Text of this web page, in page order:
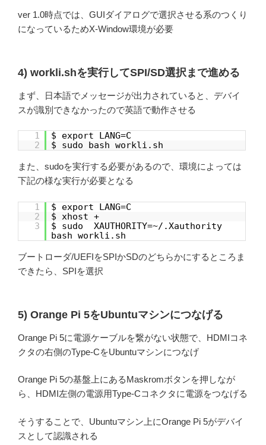
ver 1.0時点では、GUIダイアログで選択させる系のつくり
になっているためX-Window環境が必要
4) workli.shを実行してSPI/SD選択まで進める
まず、日本語でメッセージが出力されていると、デバイ
スが識別できなかったので英語で動作させる
1
$ export LANG=C
2
$ sudo bash workli.sh
また、sudoを実行する必要があるので、環境によっては
下記の様な実行が必要となる
1
$ export LANG=C
2
$ xhost +
3
$ sudo XAUTHORITY=~/.Xauthority
bash workli.sh
ブートローダ/UEFIをSPIかSDのどちらかにするところま
できたら、SPIを選択
5) Orange Pi 5をUbuntuマシンにつなげる
Orange Pi 5に電源ケーブルを繋がない状態で、HDMIコネ
クタの右側のType-CをUbuntuマシンにつなげ
Orange Pi 5の基盤上にあるMaskromボタンを押しなが
ら、HDMI左側の電源用Type-Cコネクタに電源をつなげる
そうすることで、Ubuntuマシン上にOrange Pi 5がデバイ
スとして認識される